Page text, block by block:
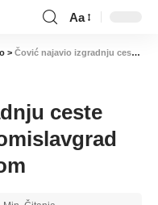
Aa
> Čović najavio izgradnju ceste koja će Posušje i Tomislavgrad povezati s Hrvatskom
ceste